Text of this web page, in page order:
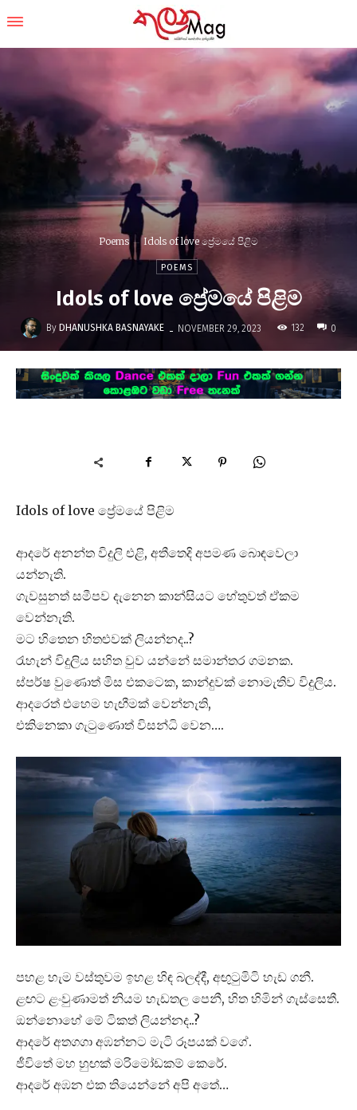
Poems Idols of love ප්‍රේමයේ පිළිම
POEMS
Idols of love ප්‍රේමයේ පිළිම
By DHANUSHKA BASNAYAKE - NOVEMBER 29, 2023 132 0
Idols of love ප්‍රේමයේ පිළිම
ආදරේ අනන්ත විදුලි එළි, අතීතෙදි අපමණ බොඳවෙලා
යන්නැති.
ගැවසුනත් සමීපව දැනෙන කාන්සියට හේතුවත් ඒකම
වෙන්නැති.
මට හිතෙන හිතළුවක් ලියන්නද..?
රැහැන් විදුලිය සහිත වුව යන්නේ සමාන්තර ගමනක.
ස්පර්ෂ වුණොත් මිස එකටෙක, කාන්දුවක් නොමැතිව විදුලිය.
ආදරෙත් එහෙම හැඟීමක් වෙන්නැති,
එකිනෙකා ගැටුණොත් විසන්ධි වෙන….
පහළ හැම වස්තුවම ඉහළ හිඳ බලද්දී, අඟුටුමිටි හැඩ ගනී.
ළඟට ළංවුණාමත් නියම හැඩතල පෙනී, හිත හිමින් ගැස්සෙතී.
ඔන්නොහේ මේ ටිකත් ලියන්නද..?
ආදරේ අතගගා අඹන්නට මැටි රූපයක් වගේ.
ජීවිතේ මහ හුඟක් මරිමෝඩකම් කෙරේ.
ආදරේ අඹන එක තියෙන්නේ අපි අතේ…